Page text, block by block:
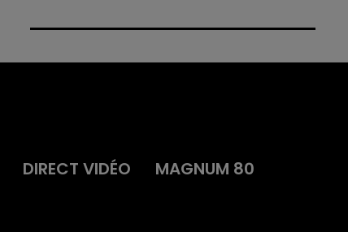
l'annulation de son permis et la confiscation
DIRECT VIDÉO
MAGNUM 80